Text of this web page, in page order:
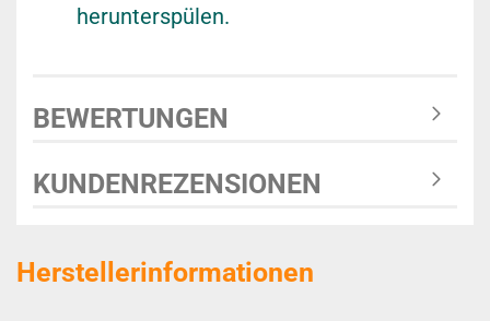
herunterspülen.
BEWERTUNGEN
KUNDENREZENSIONEN
Herstellerinformationen